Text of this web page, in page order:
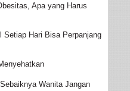
Apa yang Harus
Setiap Hari Bisa Perpanjang
Wanita Jangan